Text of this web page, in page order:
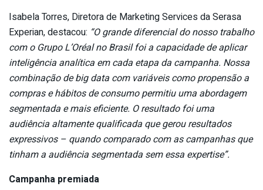
Isabela Torres, Diretora de Marketing Services da Serasa
Experian, destacou: “O grande diferencial do nosso trabalho
com o Grupo L’Oréal no Brasil foi a capacidade de aplicar
inteligência analítica em cada etapa da campanha. Nossa
combinação de big data com variáveis como propensão a
compras e hábitos de consumo permitiu uma abordagem
segmentada e mais eficiente. O resultado foi uma
audiência altamente qualificada que gerou resultados
expressivos – quando comparado com as campanhas que
tinham a audiência segmentada sem essa expertise”.
Campanha premiada